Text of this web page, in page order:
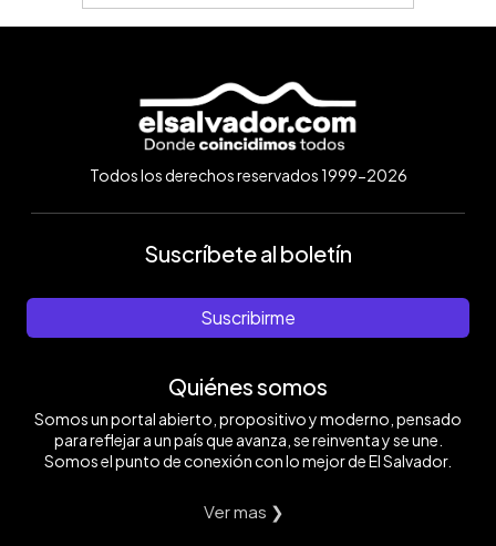
Todos los derechos reservados 1999-2026
Suscríbete al boletín
Suscribirme
Quiénes somos
Somos un portal abierto, propositivo y moderno, pensado
para reflejar a un país que avanza, se reinventa y se une.
Somos el punto de conexión con lo mejor de El Salvador.
Ver mas ❯